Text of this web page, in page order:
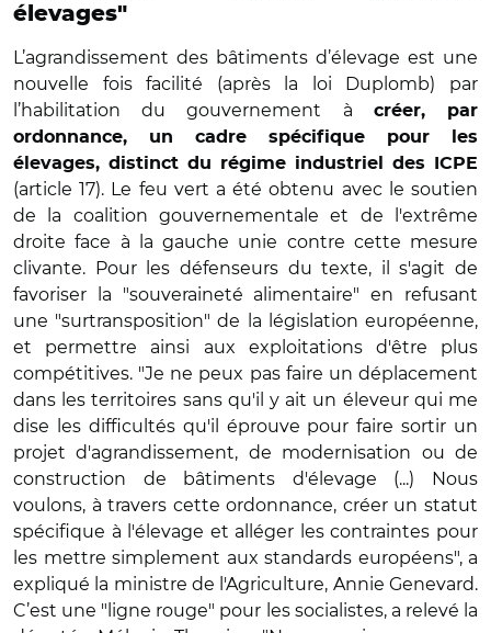
élevages"
L’agrandissement des bâtiments d’élevage est une
nouvelle fois facilité (après la loi Duplomb) par
l’habilitation du gouvernement à
créer, par
ordonnance, un cadre spécifique pour les
élevages, distinct du régime industriel des ICPE
(article 17). Le feu vert a été obtenu avec le soutien
de la coalition gouvernementale et de l'extrême
droite face à la gauche unie contre cette mesure
clivante. Pour les défenseurs du texte, il s'agit de
favoriser la "souveraineté alimentaire" en refusant
une "surtransposition" de la législation européenne,
et permettre ainsi aux exploitations d'être plus
compétitives. "Je ne peux pas faire un déplacement
dans les territoires sans qu'il y ait un éleveur qui me
dise les difficultés qu'il éprouve pour faire sortir un
projet d'agrandissement, de modernisation ou de
construction de bâtiments d'élevage (...) Nous
voulons, à travers cette ordonnance, créer un statut
spécifique à l'élevage et alléger les contraintes pour
les mettre simplement aux standards européens", a
expliqué la ministre de l'Agriculture, Annie Genevard.
C’est une "ligne rouge" pour les socialistes, a relevé la